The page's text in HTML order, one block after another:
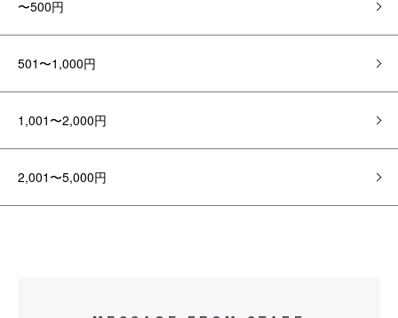
〜500円
501〜1,000円
1,001〜2,000円
2,001〜5,000円